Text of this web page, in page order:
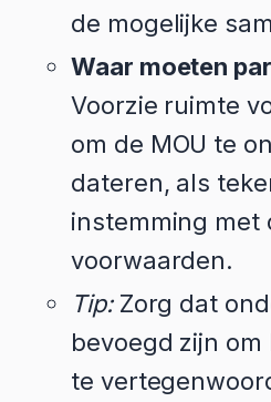
de mogelijke
Waar moeten
Voorzie ruimte
om de MOU te
dateren, als
instemming met
voorwaarden.
Tip:Zorg dat
bevoegd zijn
te